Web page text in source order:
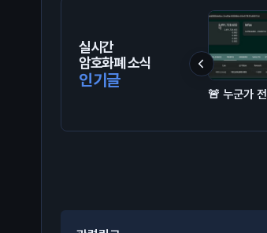
실시간
암호화폐 소식
인기글
🚨 누군가